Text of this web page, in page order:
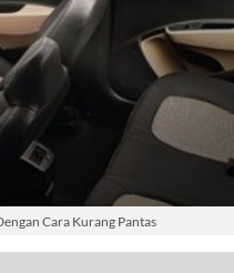
Cara Kurang Pantas